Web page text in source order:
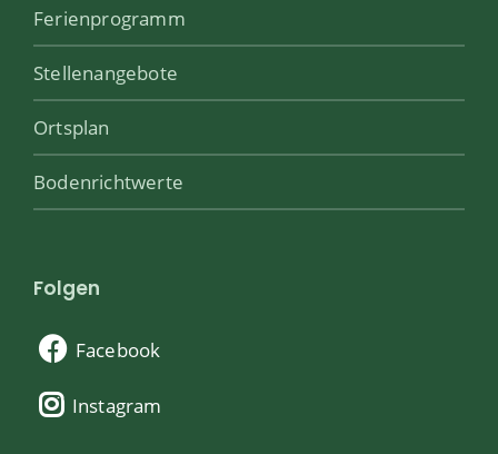
Ferienprogramm
Stellenangebote
Ortsplan
Bodenrichtwerte
Folgen
Facebook
Instagram